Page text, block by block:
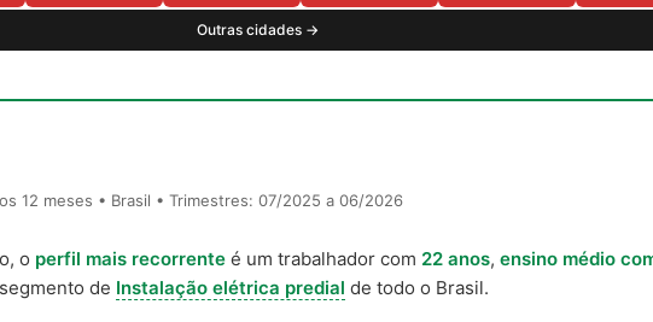
Outras cidades →
12 meses • Brasil • Trimestres: 07/2025 a 06/2026
o perfil mais recorrente é um trabalhador com 22 anos, ensino médio
de Instalação elétrica predial de todo o Brasil.